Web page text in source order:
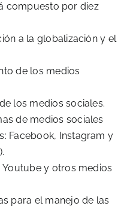
compuesto por diez
a la globalización y el
de los medios
los medios sociales.
de medios sociales
Facebook, Instagram y
Youtube y otros medios
para el manejo de las